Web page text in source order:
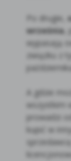
Po drugie,
września,
wypasają
związku z
A gdzie
wszystkim
prowadzi
kupić w